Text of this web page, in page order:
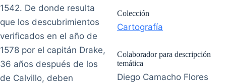
1542. De donde resulta
que los descubrimientos
verificados en el año de
1578 por el capitán Drake,
36 años después de los
de Calvillo, deben
Colección
Cartografía
Colaborador para descripción
temática
Diego Camacho Flores